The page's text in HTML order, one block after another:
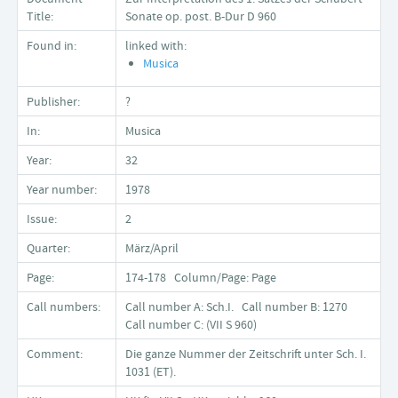
Title:
Sonate op. post. B-Dur D 960
Found in:
linked with:
Musica
Publisher:
?
In:
Musica
Year:
32
Year number:
1978
Issue:
2
Quarter:
März/April
Page:
174-178 Column/Page: Page
Call numbers:
Call number A: Sch.I. Call number B: 1270
Call number C: (VII S 960)
Comment:
Die ganze Nummer der Zeitschrift unter Sch. I.
1031 (ET).